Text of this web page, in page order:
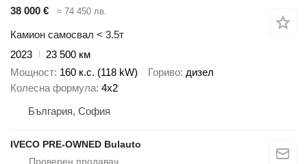
38 000 €
≈ 74 450 лв.
Камион самосвал < 3.5т
2023
23 500 км
Мощност 160 к.с. (118 kW) Гориво дизел
Колесна формула 4x2
България, София
IVECO PRE-OWNED Bulauto